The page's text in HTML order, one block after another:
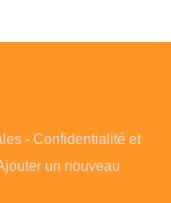
- Confidentialité et
un nouveau